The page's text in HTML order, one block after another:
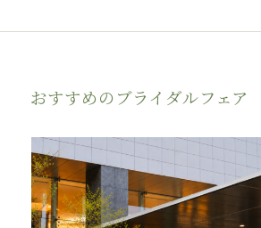
おすすめのブライダルフェア